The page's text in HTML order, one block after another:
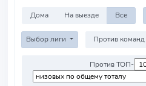
Дома На выезде Все
Выбор лиги
Против ТОП-